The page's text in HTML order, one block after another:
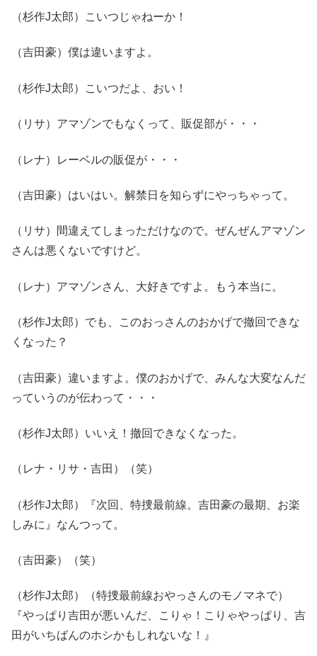
（杉作J太郎）こいつじゃねーか！
（吉田豪）僕は違いますよ。
（杉作J太郎）こいつだよ、おい！
（リサ）アマゾンでもなくって、販促部が・・・
（レナ）レーベルの販促が・・・
（吉田豪）はいはい。解禁日を知らずにやっちゃって。
（リサ）間違えてしまっただけなので。ぜんぜんアマゾン
さんは悪くないですけど。
（レナ）アマゾンさん、大好きですよ。もう本当に。
（杉作J太郎）でも、このおっさんのおかげで撤回できな
くなった？
（吉田豪）違いますよ。僕のおかげで、みんな大変なんだ
っていうのが伝わって・・・
（杉作J太郎）いいえ！撤回できなくなった。
（レナ・リサ・吉田）（笑）
（杉作J太郎）『次回、特捜最前線。吉田豪の最期、お楽
しみに』なんつって。
（吉田豪）（笑）
（杉作J太郎）（特捜最前線おやっさんのモノマネで）
『やっぱり吉田が悪いんだ、こりゃ！こりゃやっぱり、吉
田がいちばんのホシかもしれないな！』